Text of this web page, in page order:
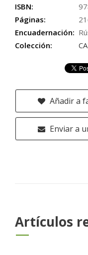
ISBN:
Páginas:
Encuadernación:
Colección:
Añadir a
Enviar a
Artículos